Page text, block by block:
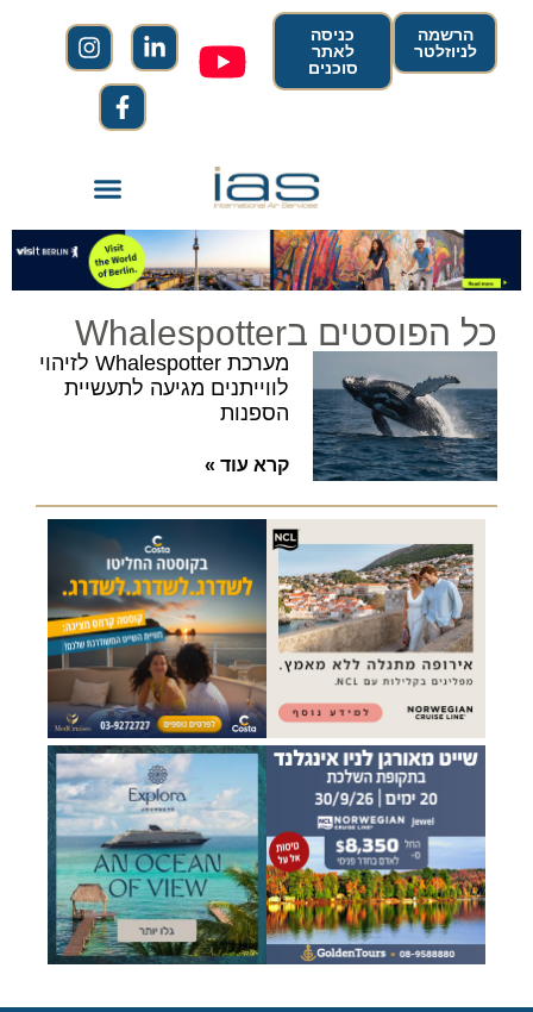
הרשמה
לניוזלטר
כניסה
לאתר
סוכנים
כל הפוסטים בWhalespotter
מערכת Whalespotter לזיהוי
לווייתנים מגיעה לתעשיית
הספנות
קרא עוד »